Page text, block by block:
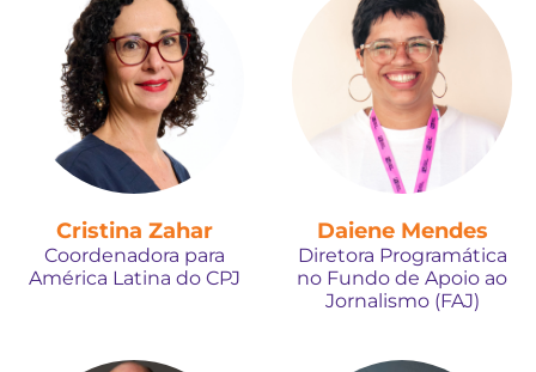
Cristina Zahar
Coordenadora para
América Latina do CPJ
Daiene Mendes
Diretora Programática
no Fundo de Apoio ao
Jornalismo (FAJ)